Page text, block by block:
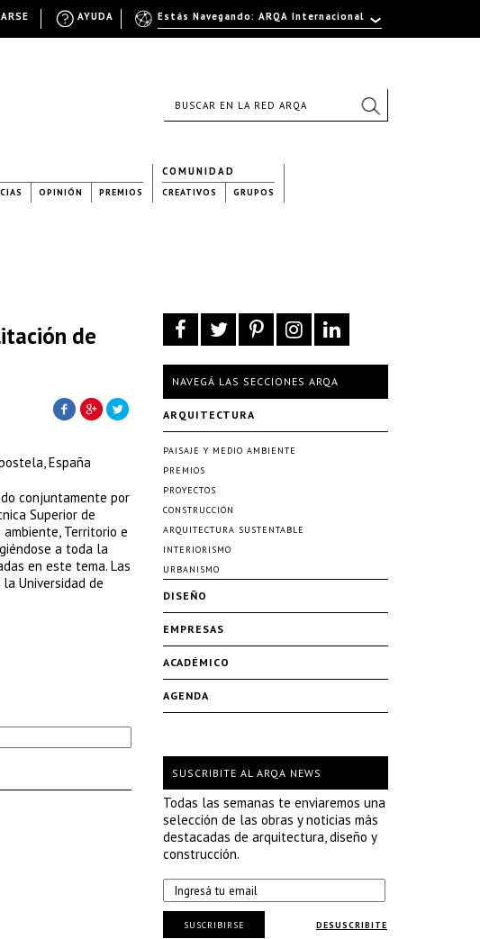
OPINIÓN PREMIOS
COMUNIDAD
CREATIVOS GRUPOS
de
España
conjuntamente por
Superior de
Territorio e
a toda la
en este tema. Las
Universidad de
NAVEGÁ LAS SECCIONES ARQA
ARQUITECTURA
PAISAJE Y MEDIO AMBIENTE
PREMIOS
PROYECTOS
CONSTRUCCIÓN
ARQUITECTURA SUSTENTABLE
INTERIORISMO
URBANISMO
DISEÑO
EMPRESAS
ACADÉMICO
AGENDA
SUSCRIBITE AL ARQA NEWS
Todas las semanas te enviaremos una
selección de las obras y noticias más
destacadas de arquitectura, diseño y
construcción.
DESUSCRIBITE
SUSCRIBIRSE
Estás Navegando: ARQA Internacional
AYUDA